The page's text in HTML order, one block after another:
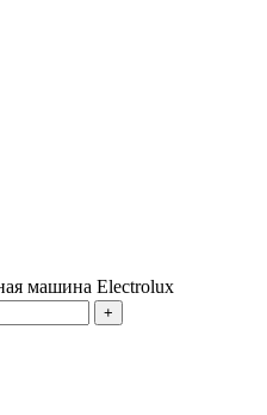
машина Electrolux